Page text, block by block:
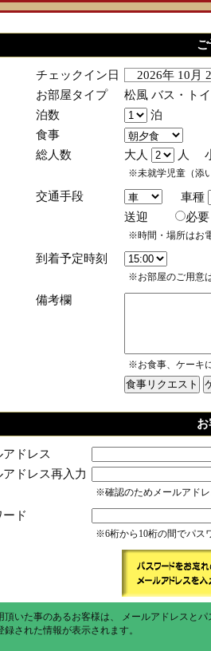
チェックイン日
2026年 10
お部屋タイプ
松風 バス・ト
泊数
泊
食事
総人数
大人 人
※未就学児童（添
交通手段
車種
送迎
※時間・場所はお
到着予定時刻
※お部屋のご用意
備考欄
※お食事、ケーキ
アドレス
アドレス再入力
※確認のためメールアド
ド
※6桁から10桁の間でパス
頂いた事のあるお客様は、 メールアドレスと
録された情報が表示されます。